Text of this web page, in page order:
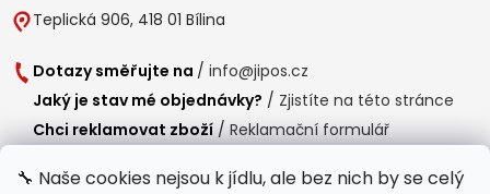
🔧 Naše cookies nejsou k jídlu, ale bez nich by se celý
Teplická 906, 418 01 Bílina
Dotazy směřujte na / info@jipos.cz
Jaký je stav mé objednávky? / Zjistíte na této stránce
Chci reklamovat zboží / Reklamační formulář